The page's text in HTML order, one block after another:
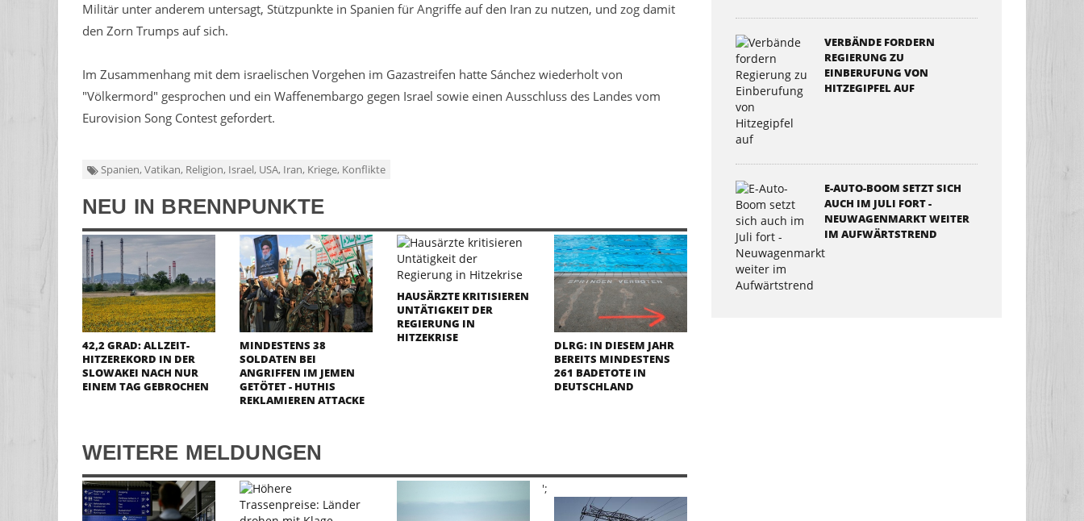
Militär unter anderem untersagt, Stützpunkte in Spanien für Angriffe auf den Iran zu nutzen, und zog damit
den Zorn Trumps auf sich.
Im Zusammenhang mit dem israelischen Vorgehen im Gazastreifen hatte Sánchez wiederholt von
"Völkermord" gesprochen und ein Waffenembargo gegen Israel sowie einen Ausschluss des Landes vom
Eurovision Song Contest gefordert.
Spanien, Vatikan, Religion, Israel, USA, Iran, Kriege, Konflikte
NEU IN BRENNPUNKTE
42,2 GRAD: ALLZEIT-
HITZEREKORD IN DER
SLOWAKEI NACH NUR
EINEM TAG GEBROCHEN
MINDESTENS 38
SOLDATEN BEI
ANGRIFFEN IM JEMEN
GETÖTET - HUTHIS
REKLAMIEREN ATTACKE
HAUSÄRZTE KRITISIEREN
UNTÄTIGKEIT DER
REGIERUNG IN
HITZEKRISE
DLRG: IN DIESEM JAHR
BEREITS MINDESTENS
261 BADETOTE IN
DEUTSCHLAND
WEITERE MELDUNGEN
';
VERBÄNDE FORDERN
REGIERUNG ZU
EINBERUFUNG VON
HITZEGIPFEL AUF
E-AUTO-BOOM SETZT SICH
AUCH IM JULI FORT -
NEUWAGENMARKT WEITER
IM AUFWÄRTSTREND